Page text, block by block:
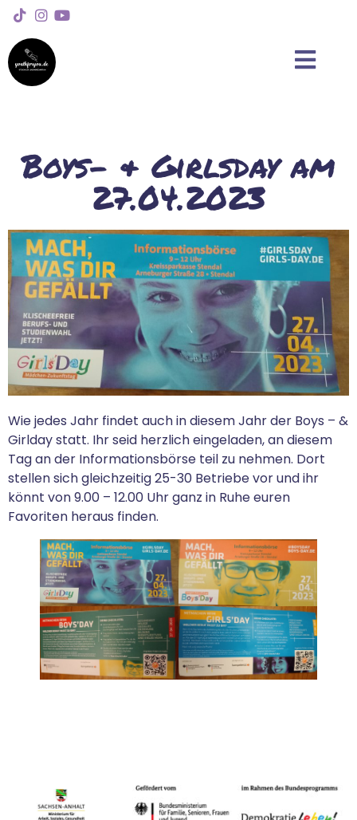
Boys- & Girlsday am
27.04.2023
Wie jedes Jahr findet auch in diesem Jahr der Boys – &
Girlday statt. Ihr seid herzlich eingeladen, an diesem
Tag an der Informationsbörse teil zu nehmen. Dort
stellen sich gleichzeitig 25-30 Betriebe vor und ihr
könnt von 9.00 – 12.00 Uhr ganz in Ruhe euren
Favoriten heraus finden.